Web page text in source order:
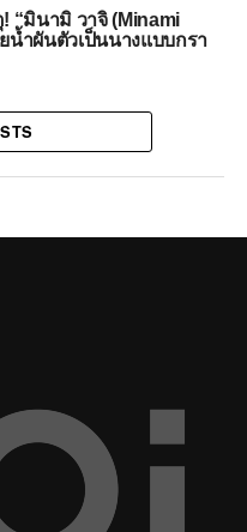
“มินามิ วาจิ (Minami
น้ำผันตัวเป็นนางแบบกรา